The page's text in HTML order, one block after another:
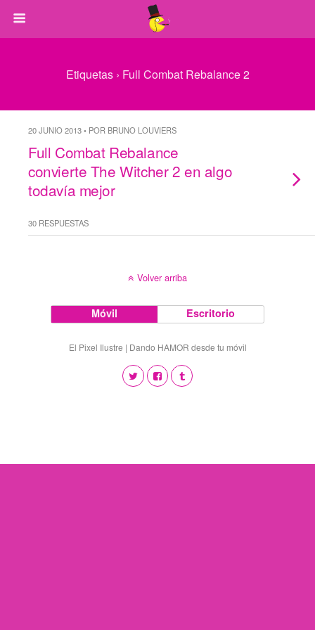
Etiquetas › Full Combat Rebalance 2
20 JUNIO 2013 • POR BRUNO LOUVIERS
Full Combat Rebalance
convierte The Witcher 2 en algo
todavía mejor
30 RESPUESTAS
Volver arriba
Móvil Escritorio
El Pixel Ilustre | Dando HAMOR desde tu móvil